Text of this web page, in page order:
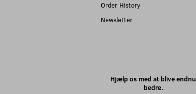
Order History
Newsletter
Hjælp os med at blive endnu
bedre.